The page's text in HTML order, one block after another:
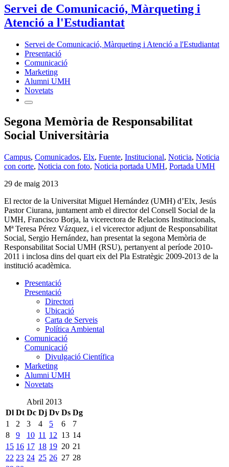
Servei de Comunicació, Màrqueting i
Atenció a l'Estudiantat
Servei de Comunicació, Màrqueting i Atenció a l'Estudiantat
Presentació
Comunicació
Marketing
Alumni UMH
Novetats
Segona Memòria de Responsabilitat
Social Universitària
Campus, Comunicados, Elx, Fuente, Institucional, Noticia, Noticia
con corte, Noticia con foto, Noticia portada UMH, Portada UMH
29 de maig 2013
El rector de la Universitat Miguel Hernández (UMH) d’Elx, Jesús
Pastor Ciurana, juntament amb el director del Consell Social de la
UMH, Francisco Borja, la vicerectora de Relacions Institucionals,
Mª Teresa Pérez Vázquez, i el vicerector adjunt de Responsabilitat
Social, Sergio Hernández, han presentat la segona Memòria de
Responsabilitat Social UMH (RSU), pertanyent al període 2010-
2011 i inclosa dins del quart eix del Pla Estratègic 2009-2013 de la
institució acadèmica.
Presentació
Presentació
Directori
Ubicació
Carta de Serveis
Política Ambiental
Comunicació
Comunicació
Divulgació Científica
Marketing
Alumni UMH
Novetats
Abril 2013
Dl Dt Dc Dj Dv Ds Dg
1
2 3 4 5 6
7
8
9 10 11 12 13 14
15 16 17 18 19 20 21
22 23 24 25 26 27 28